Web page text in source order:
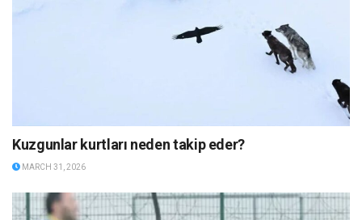
Kuzgunlar kurtları neden takip eder?
MARCH 31, 2026